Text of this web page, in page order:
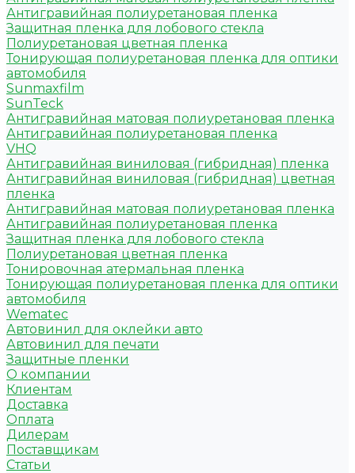
Антигравийная полиуретановая пленка
Защитная пленка для лобового стекла
Полиуретановая цветная пленка
Тонирующая полиуретановая пленка для оптики
автомобиля
Sunmaxfilm
SunTeck
Антигравийная матовая полиуретановая пленка
Антигравийная полиуретановая пленка
VHQ
Антигравийная виниловая (гибридная) пленка
Антигравийная виниловая (гибридная) цветная
пленка
Антигравийная матовая полиуретановая пленка
Антигравийная полиуретановая пленка
Защитная пленка для лобового стекла
Полиуретановая цветная пленка
Тонировочная атермальная пленка
Тонирующая полиуретановая пленка для оптики
автомобиля
Wematec
Автовинил для оклейки авто
Автовинил для печати
Защитные пленки
О компании
Клиентам
Доставка
Оплата
Дилерам
Поставщикам
Статьи